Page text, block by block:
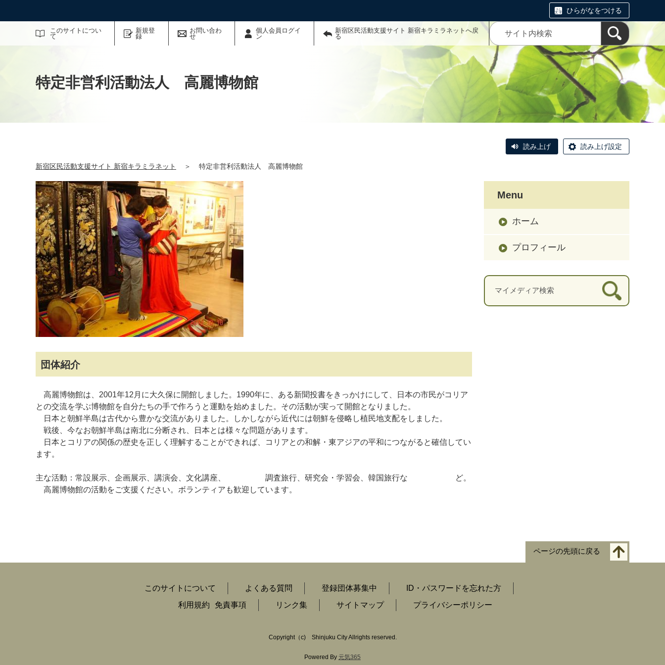
ひらがなをつける
このサイトについ
て
新規登
録
お問い合わ
せ
個人会員ログイ
ン
新宿区民活動支援サイト 新宿キラミラネットへ戻
る
サイト内検索
特定非営利活動法人 高麗博物館
読み上げ 読み上げ設定
新宿区民活動支援サイト 新宿キラミラネット ＞ 特定非営利活動法人 高麗博物館
団体紹介
高麗博物館は、2001年12月に大久保に開館しました。1990年に、ある新聞投書をきっかけにして、日本の市民がコリア
との交流を学ぶ博物館を自分たちの手で作ろうと運動を始めました。その活動が実って開館となりました。
日本と朝鮮半島は古代から豊かな交流がありました。しかしながら近代には朝鮮を侵略し植民地支配をしました。
戦後、今なお朝鮮半島は南北に分断され、日本とは様々な問題があります。
日本とコリアの関係の歴史を正しく理解することができれば、コリアとの和解・東アジアの平和につながると確信してい
ます。
主な活動：常設展示、企画展示、講演会、文化講座、 調査旅行、研究会・学習会、韓国旅行な ど。
高麗博物館の活動をご支援ください。ボランティアも歓迎しています。
Menu
ホーム
プロフィール
マイメディア検索
ページの先頭に戻る
このサイトについて よくある質問 登録団体募集中
ID・パスワードを忘れた方
利用規約
免責事項 リンク集 サイトマップ プライバシーポリシー
Copyright（c) Shinjuku City Allrights reserved.
Powered By 元気365